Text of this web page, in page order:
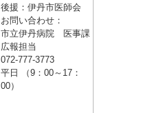
後援：伊丹市医師会
お問い合わせ：
市立伊丹病院 医事課
広報担当
072-777-3773
平日 （9：00～17：
00）